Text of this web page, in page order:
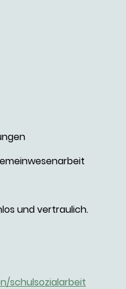
und vertraulich.
schulsozialarbeit